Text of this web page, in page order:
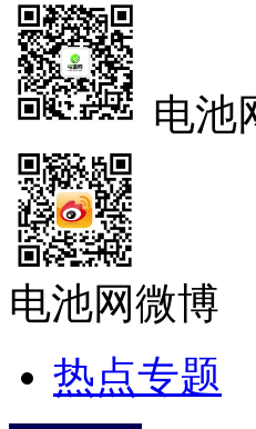
电池
电池网微博
热点专题